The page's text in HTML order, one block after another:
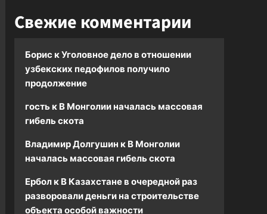
Свежие комментарии
БорискУголовное дело в отношении
узбекских педофилов получило
продолжение
гостьк В Монголии началась массовая
гибель скота
Владимир Долгушин к В Монголии
началась массовая гибель скота
Ерболк В Казахстане в очередной раз
разворовали деньги на строительстве
объекта особой важности